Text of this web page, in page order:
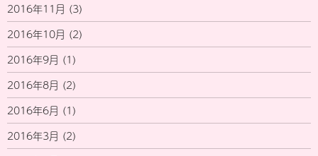
2016年11月 (3)
2016年10月 (2)
2016年9月 (1)
2016年8月 (2)
2016年6月 (1)
2016年3月 (2)